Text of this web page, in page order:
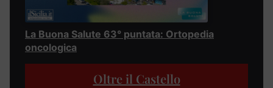
La Buona Salute 63° puntata: Ortopedia
oncologica
Oltre il Castello